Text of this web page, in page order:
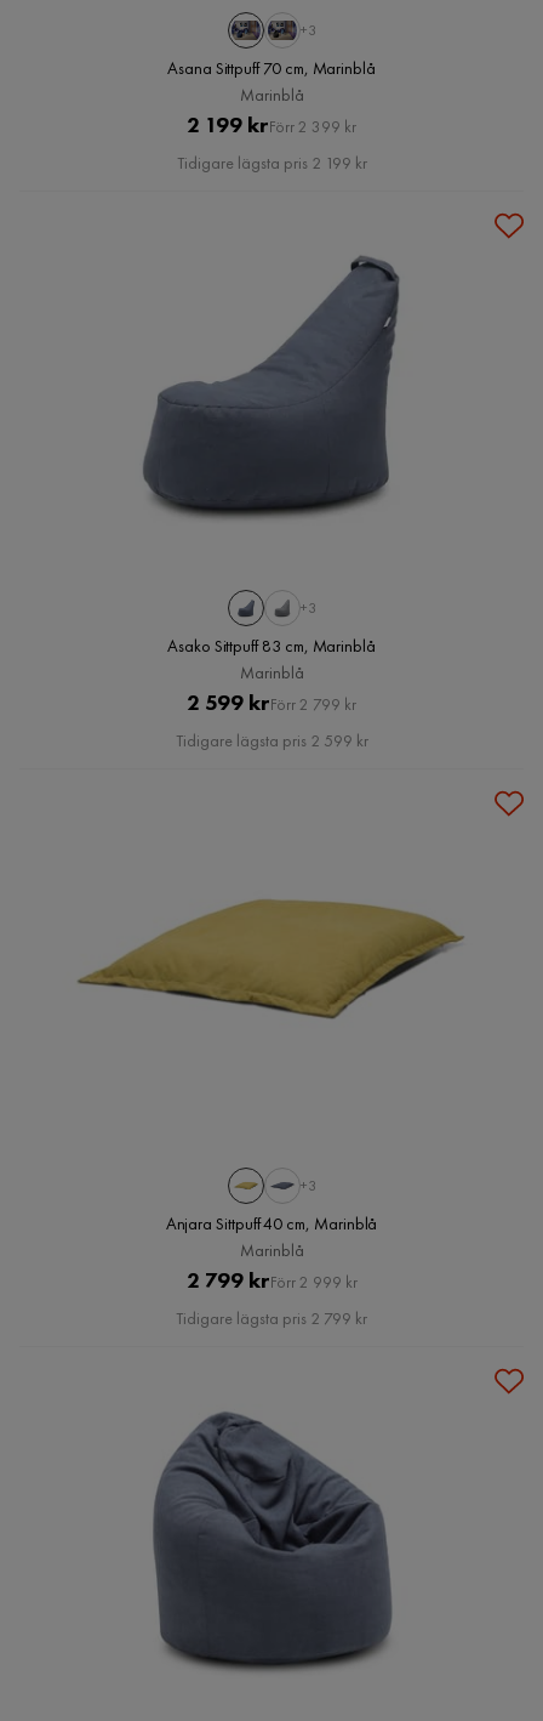
+3
Asana Sittpuff 70 cm, Marinblå
Marinblå
Pris
2 199 krOriginal
Pris
Förr 2 399 kr
Tidigare lägsta pris 2 199 kr
+3
Asako Sittpuff 83 cm, Marinblå
Marinblå
Pris
2 599 krOriginal
Pris
Förr 2 799 kr
Tidigare lägsta pris 2 599 kr
+3
Anjara Sittpuff 40 cm, Marinblå
Marinblå
Pris
2 799 krOriginal
Pris
Förr 2 999 kr
Tidigare lägsta pris 2 799 kr